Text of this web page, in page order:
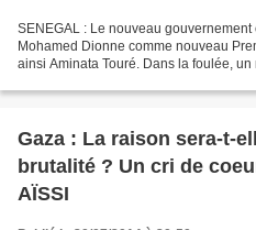
SENEGAL : Le nouveau
Mohamed Dionne comme nouveau
ainsi Aminata Touré. Dans la foulée,
Gaza : La raison sera-t-
brutalité ? Un cri de
AÏSSI